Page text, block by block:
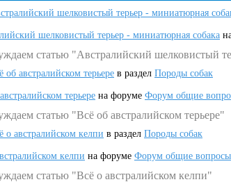
шелковистый терьер - миниатюрная
шелковистый терьер - миниатюрная собака
статью "Австралийский шелковистый
об австралийском терьере в раздел Породы собак
терьере на форуме Форум общие
статью "Всё об австралийском терьере"
о австралийском келпи в раздел Породы собак
келпи на форуме Форум общие вопросы
статью "Всё о австралийском келпи"